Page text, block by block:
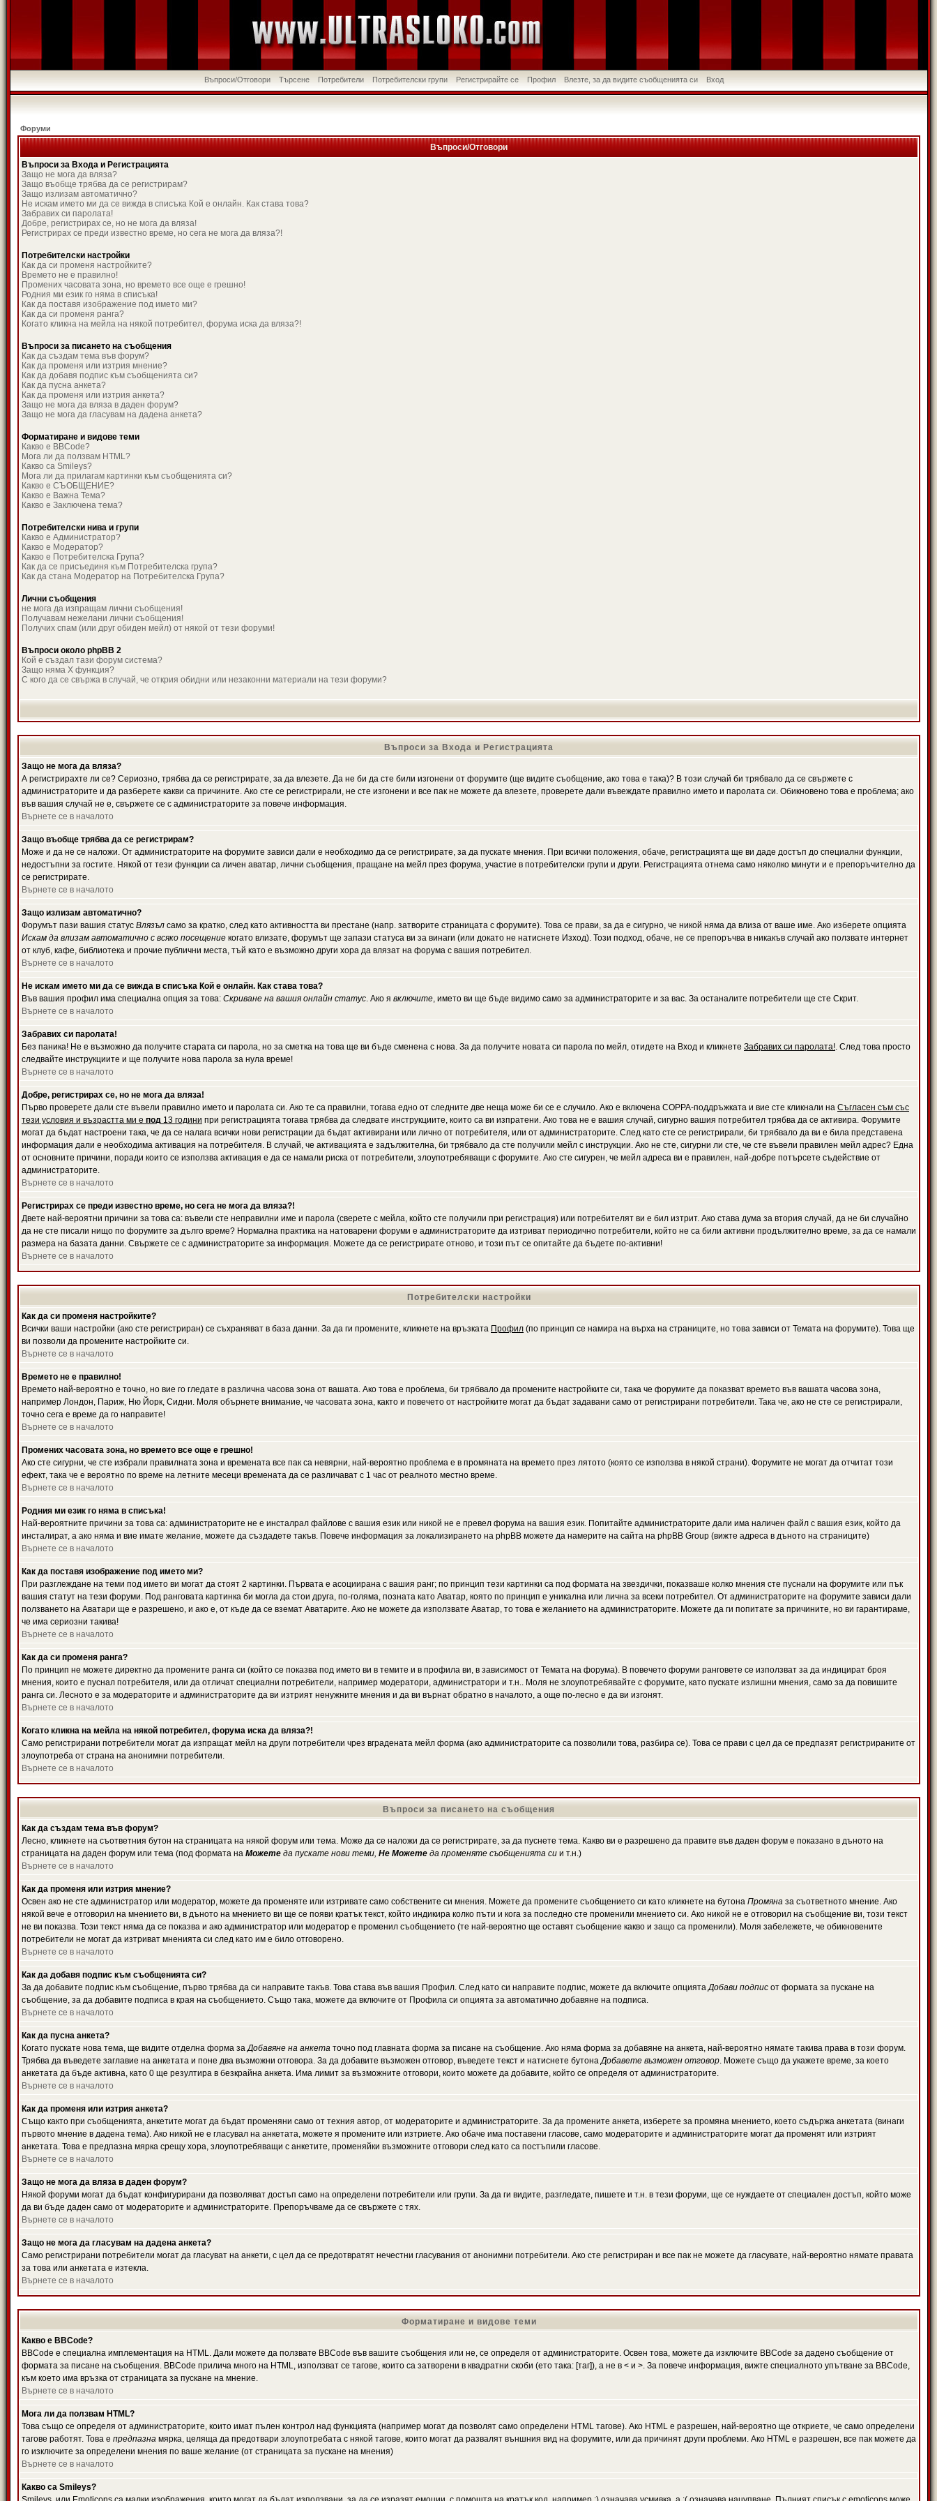
Въпроси/Отговори Търсене Потребители Потребителски групи Регистрирайте се Профил Влезте, за да видите съобщенията си Вход
Форуми
Въпроси/Отговори
Въпроси за Входа и Регистрацията
Защо не мога да вляза?
Защо въобще трябва да се регистрирам?
Защо излизам автоматично?
Не искам името ми да се вижда в списъка Кой е онлайн. Как става това?
Забравих си паролата!
Добре, регистрирах се, но не мога да вляза!
Регистрирах се преди известно време, но сега не мога да вляза?!
Потребителски настройки
Как да си променя настройките?
Времето не е правилно!
Промених часовата зона, но времето все още е грешно!
Родния ми език го няма в списъка!
Как да поставя изображение под името ми?
Как да си променя ранга?
Когато кликна на мейла на някой потребител, форума иска да вляза?!
Въпроси за писането на съобщения
Как да създам тема във форум?
Как да променя или изтрия мнение?
Как да добавя подпис към съобщенията си?
Как да пусна анкета?
Как да променя или изтрия анкета?
Защо не мога да вляза в даден форум?
Защо не мога да гласувам на дадена анкета?
Форматиране и видове теми
Какво е BBCode?
Мога ли да ползвам HTML?
Какво са Smileys?
Мога ли да прилагам картинки към съобщенията си?
Какво е СЪОБЩЕНИЕ?
Какво е Важна Тема?
Какво е Заключена тема?
Потребителски нива и групи
Какво е Администратор?
Какво е Модератор?
Какво е Потребителска Група?
Как да се присъединя към Потребителска група?
Как да стана Модератор на Потребителска Група?
Лични съобщения
не мога да изпращам лични съобщения!
Получавам нежелани лични съобщения!
Получих спам (или друг обиден мейл) от някой от тези форуми!
Въпроси около phpBB 2
Кой е създал тази форум система?
Защо няма X функция?
С кого да се свържа в случай, че открия обидни или незаконни материали на тези форуми?
Въпроси за Входа и Регистрацията
Защо не мога да вляза?
А регистрирахте ли се? Сериозно, трябва да се регистрирате, за да влезете. Да не би да сте били изгонени от форумите (ще видите съобщение, ако това е така)? В този случай би трябвало да се свържете с
администраторите и да разберете какви са причините. Ако сте се регистрирали, не сте изгонени и все пак не можете да влезете, проверете дали въвеждате правилно името и паролата си. Обикновено това е проблема; ако
във вашия случай не е, свържете се с администраторите за повече информация.
Върнете се в началото
Защо въобще трябва да се регистрирам?
Може и да не се наложи. От администраторите на форумите зависи дали е необходимо да се регистрирате, за да пускате мнения. При всички положения, обаче, регистрацията ще ви даде достъп до специални функции,
недостъпни за гостите. Някой от тези функции са личен аватар, лични съобщения, пращане на мейл през форума, участие в потребителски групи и други. Регистрацията отнема само няколко минути и е препоръчително да
се регистрирате.
Върнете се в началото
Защо излизам автоматично?
Форумът пази вашия статус Влязъл само за кратко, след като активността ви престане (напр. затворите страницата с форумите). Това се прави, за да е сигурно, че никой няма да влиза от ваше име. Ако изберете опцията
Искам да влизам автоматично с всяко посещение когато влизате, форумът ще запази статуса ви за винаги (или докато не натиснете Изход). Този подход, обаче, не се препоръчва в никакъв случай ако ползвате интернет
от клуб, кафе, библиотека и прочие публични места, тъй като е възможно други хора да влязат на форума с вашия потребител.
Върнете се в началото
Не искам името ми да се вижда в списъка Кой е онлайн. Как става това?
Във вашия профил има специална опция за това: Скриване на вашия онлайн статус. Ако я включите, името ви ще бъде видимо само за администраторите и за вас. За останалите потребители ще сте Скрит.
Върнете се в началото
Забравих си паролата!
Без паника! Не е възможно да получите старата си парола, но за сметка на това ще ви бъде сменена с нова. За да получите новата си парола по мейл, отидете на Вход и кликнете Забравих си паролата!. След това просто
следвайте инструкциите и ще получите нова парола за нула време!
Върнете се в началото
Добре, регистрирах се, но не мога да вляза!
Първо проверете дали сте въвели правилно името и паролата си. Ако те са правилни, тогава едно от следните две неща може би се е случило. Ако е включена COPPA-поддръжката и вие сте кликнали на Съгласен съм със
тези условия и възрастта ми е под 13 години при регистрацията тогава трябва да следвате инструкциите, които са ви изпратени. Ако това не е вашия случай, сигурно вашия потребител трябва да се активира. Форумите
могат да бъдат настроени така, че да се налага всички нови регистрации да бъдат активирани или лично от потребителя, или от администраторите. След като сте се регистрирали, би трябвало да ви е била представена
информация дали е необходима активация на потребителя. В случай, че активацията е задължителна, би трябвало да сте получили мейл с инструкции. Ако не сте, сигурни ли сте, че сте въвели правилен мейл адрес? Една
от основните причини, поради които се използва активация е да се намали риска от потребители, злоупотребяващи с форумите. Ако сте сигурен, че мейл адреса ви е правилен, най-добре потърсете съдействие от
администраторите.
Върнете се в началото
Регистрирах се преди известно време, но сега не мога да вляза?!
Двете най-вероятни причини за това са: въвели сте неправилни име и парола (сверете с мейла, който сте получили при регистрация) или потребителят ви е бил изтрит. Ако става дума за втория случай, да не би случайно
да не сте писали нищо по форумите за дълго време? Нормална практика на натоварени форуми е администраторите да изтриват периодично потребители, който не са били активни продължително време, за да се намали
размера на базата данни. Свържете се с администраторите за информация. Можете да се регистрирате отново, и този път се опитайте да бъдете по-активни!
Върнете се в началото
Потребителски настройки
Как да си променя настройките?
Всички ваши настройки (ако сте регистриран) се съхраняват в база данни. За да ги промените, кликнете на връзката Профил (по принцип се намира на върха на страниците, но това зависи от Темата на форумите). Това ще
ви позволи да промените настройките си.
Върнете се в началото
Времето не е правилно!
Времето най-вероятно е точно, но вие го гледате в различна часова зона от вашата. Ако това е проблема, би трябвало да промените настройките си, така че форумите да показват времето във вашата часова зона,
например Лондон, Париж, Ню Йорк, Сидни. Моля обърнете внимание, че часовата зона, както и повечето от настройките могат да бъдат задавани само от регистрирани потребители. Така че, ако не сте се регистрирали,
точно сега е време да го направите!
Върнете се в началото
Промених часовата зона, но времето все още е грешно!
Ако сте сигурни, че сте избрали правилната зона и времената все пак са невярни, най-вероятно проблема е в промяната на времето през лятото (която се използва в някой страни). Форумите не могат да отчитат този
ефект, така че е вероятно по време на летните месеци времената да се различават с 1 час от реалното местно време.
Върнете се в началото
Родния ми език го няма в списъка!
Най-вероятните причини за това са: администраторите не е инсталрал файлове с вашия език или никой не е превел форума на вашия език. Попитайте администраторите дали има наличен файл с вашия език, който да
инсталират, а ако няма и вие имате желание, можете да създадете такъв. Повече информация за локализирането на phpBB можете да намерите на сайта на phpBB Group (вижте адреса в дъното на страниците)
Върнете се в началото
Как да поставя изображение под името ми?
При разглеждане на теми под името ви могат да стоят 2 картинки. Първата е асоциирана с вашия ранг; по принцип тези картинки са под формата на звездички, показваше колко мнения сте пуснали на форумите или пък
вашия статут на тези форуми. Под ранговата картинка би могла да стои друга, по-голяма, позната като Аватар, която по принцип е уникална или лична за всеки потребител. От администраторите на форумите зависи дали
ползването на Аватари ще е разрешено, и ако е, от къде да се вземат Аватарите. Ако не можете да използвате Аватар, то това е желанието на администраторите. Можете да ги попитате за причините, но ви гарантираме,
че има сериозни такива!
Върнете се в началото
Как да си променя ранга?
По принцип не можете директно да промените ранга си (който се показва под името ви в темите и в профила ви, в зависимост от Темата на форума). В повечето форуми ранговете се използват за да индицират броя
мнения, които е пуснал потребителя, или да отличат специални потребители, например модератори, администратори и т.н.. Моля не злоупотребявайте с форумите, като пускате излишни мнения, само за да повишите
ранга си. Лесното е за модераторите и администраторите да ви изтрият ненужните мнения и да ви върнат обратно в началото, а още по-лесно е да ви изгонят.
Върнете се в началото
Когато кликна на мейла на някой потребител, форума иска да вляза?!
Само регистрирани потребители могат да изпращат мейл на други потребители чрез вградената мейл форма (ако администраторите са позволили това, разбира се). Това се прави с цел да се предпазят регистрираните от
злоупотреба от страна на анонимни потребители.
Върнете се в началото
Въпроси за писането на съобщения
Как да създам тема във форум?
Лесно, кликнете на съответния бутон на страницата на някой форум или тема. Може да се наложи да се регистрирате, за да пуснете тема. Какво ви е разрешено да правите във даден форум е показано в дъното на
страницата на даден форум или тема (под формата на Можете да пускате нови теми, Не Можете да променяте съобщенията си и т.н.)
Върнете се в началото
Как да променя или изтрия мнение?
Освен ако не сте администратор или модератор, можете да променяте или изтривате само собствените си мнения. Можете да промените съобщението си като кликнете на бутона Промяна за съответното мнение. Ако
някой вече е отговорил на мнението ви, в дъното на мнението ви ще се появи кратък текст, който индикира колко пъти и кога за последно сте променили мнението си. Ако никой не е отговорил на съобщение ви, този текст
не ви показва. Този текст няма да се показва и ако администратор или модератор е променил съобщението (те най-вероятно ще оставят съобщение какво и защо са променили). Моля забележете, че обикновените
потребители не могат да изтриват мненията си след като им е било отговорено.
Върнете се в началото
Как да добавя подпис към съобщенията си?
За да добавите подпис към съобщение, първо трябва да си направите такъв. Това става във вашия Профил. След като си направите подпис, можете да включите опциятаДобави подпис от формата за пускане на
съобщение, за да добавите подписа в края на съобщението. Също така, можете да включите от Профила си опцията за автоматично добавяне на подписа.
Върнете се в началото
Как да пусна анкета?
Когато пускате нова тема, ще видите отделна форма заДобавяне на анкета точно под главната форма за писане на съобщение. Ако няма форма за добавяне на анкета, най-вероятно нямате такива права в този форум.
Трябва да въведете заглавие на анкетата и поне два възможни отговора. За да добавите възможен отговор, въведете текст и натиснете бутонаДобавете възможен отговор. Можете също да укажете време, за което
анкетата да бъде активна, като 0 ще резултира в безкрайна анкета. Има лимит за възможните отговори, които можете да добавите, който се определя от администраторите.
Върнете се в началото
Как да променя или изтрия анкета?
Също както при съобщенията, анкетите могат да бъдат променяни само от техния автор, от модераторите и администраторите. За да промените анкета, изберете за промяна мнението, което съдържа анкетата (винаги
първото мнение в дадена тема). Ако никой не е гласувал на анкетата, можете я промените или изтриете. Ако обаче има поставени гласове, само модераторите и администраторите могат да променят или изтрият
анкетата. Това е предпазна мярка срещу хора, злоупотребяващи с анкетите, променяйки възможните отговори след като са постъпили гласове.
Върнете се в началото
Защо не мога да вляза в даден форум?
Някой форуми могат да бъдат конфигурирани да позволяват достъп само на определени потребители или групи. За да ги видите, разгледате, пишете и т.н. в тези форуми, ще се нуждаете от специален достъп, който може
да ви бъде даден само от модераторите и администраторите. Препоръчваме да се свържете с тях.
Върнете се в началото
Защо не мога да гласувам на дадена анкета?
Само регистрирани потребители могат да гласуват на анкети, с цел да се предотвратят нечестни гласувания от анонимни потребители. Ако сте регистриран и все пак не можете да гласувате, най-вероятно нямате правата
за това или анкетата е изтекла.
Върнете се в началото
Форматиране и видове теми
Какво е BBCode?
BBCode е специална имплементация на HTML. Дали можете да ползвате BBCode във вашите съобщения или не, се определя от администраторите. Освен това, можете да изключите BBCode за дадено съобщение от
формата за писане на съобщения. BBCode прилича много на HTML, използват се тагове, които са затворени в квадратни скоби (ето така: [таг]), а не в < и >. За повече информация, вижте специалното упътване за BBCode,
към което има връзка от страницата за пускане на мнение.
Върнете се в началото
Мога ли да ползвам HTML?
Това също се определя от администраторите, които имат пълен контрол над функцията (например могат да позволят само определени HTML тагове). Ако HTML е разрешен, най-вероятно ще откриете, че само определени
тагове работят. Това е предпазна мярка, целяща да предотвари злоупотребата с някой тагове, които могат да развалят външния вид на форумите, или да причинят други проблеми. Ако HTML е разрешен, все пак можете да
го изключите за определени мнения по ваше желание (от страницата за пускане на мнения)
Върнете се в началото
Какво са Smileys?